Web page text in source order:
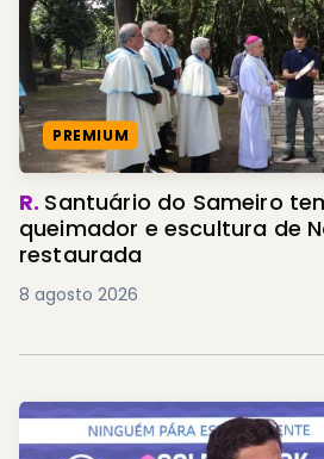
PREMIUM
R. Santuário do Sameiro
queimador e escultura de
restaurada
8 agosto 2026